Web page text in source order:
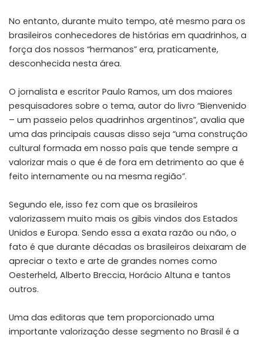
No entanto, durante muito tempo, até mesmo para os
brasileiros conhecedores de histórias em quadrinhos, a
força dos nossos “hermanos” era, praticamente,
desconhecida nesta área.
O jornalista e escritor Paulo Ramos, um dos maiores
pesquisadores sobre o tema, autor do livro “Bienvenido
– um passeio pelos quadrinhos argentinos”, avalia que
uma das principais causas disso seja “uma construção
cultural formada em nosso país que tende sempre a
valorizar mais o que é de fora em detrimento ao que é
feito internamente ou na mesma região”.
Segundo ele, isso fez com que os brasileiros
valorizassem muito mais os gibis vindos dos Estados
Unidos e Europa. Sendo essa a exata razão ou não, o
fato é que durante décadas os brasileiros deixaram de
apreciar o texto e arte de grandes nomes como
Oesterheld, Alberto Breccia, Horácio Altuna e tantos
outros.
Uma das editoras que tem proporcionado uma
importante valorização desse segmento no Brasil é a